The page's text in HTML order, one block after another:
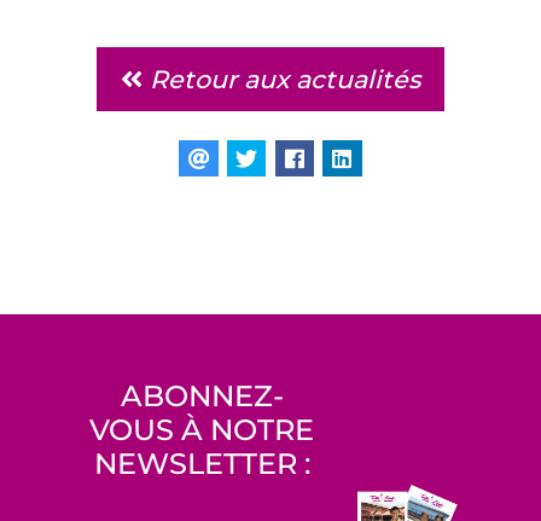
Retour aux actualités
ABONNEZ-
VOUS À NOTRE
NEWSLETTER :